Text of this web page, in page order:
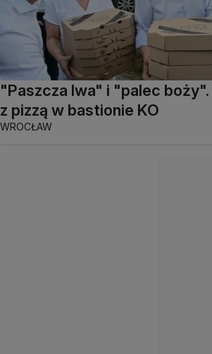
"Paszcza lwa" i "palec
z pizzą w bastionie KO
WROCŁAW